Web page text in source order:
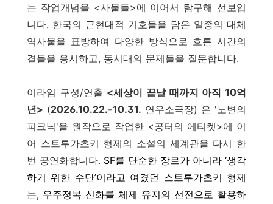
는 작업개념을 <사물들>에 이어서 탐구해 선보입
니다. 한국의 근현대적 기호들을 담은 일종의 대체
역사물을 표방하여 다양한 방식으로 흐른 시간의
결들을 응시하고, 동시대의 문제들을 질문합니다.
이라임 구성/연출 <세상이 끝날 때까지 아직 10억
년> (2026.10.22.-10.31. 연우소극장) 은 '노변의
피크닉'을 원작으로 작업한 <공터의 에티켓>에 이
어 스트루가츠키 형제의 소설의 세계관을 다시 한
번 공연화합니다. SF를 단순한 장르가 아니라 ‘생각
하기 위한 수단’이라고 여겼던 스트루가츠키 형제
는, 우주정복 신화를 체제 유지의 선전으로 활용하